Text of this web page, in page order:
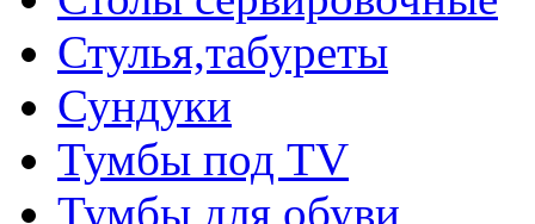
Стулья,табуреты
Сундуки
Тумбы под TV
Тумбы для обуви